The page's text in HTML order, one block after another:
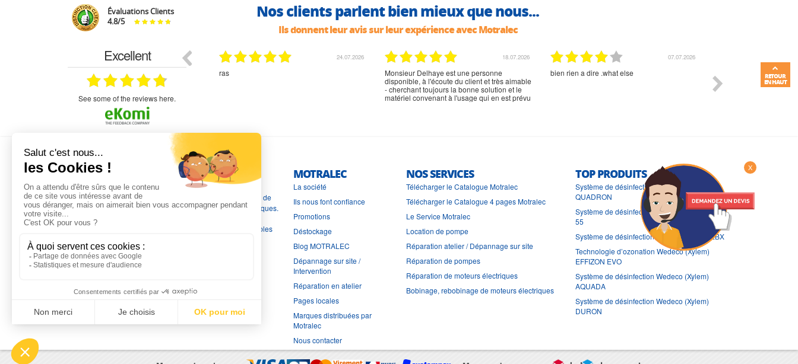
Évaluations Clients
4.8/5 Nos clients parlent bien mieux que nous...
Ils donnent leur avis sur leur expérience avec Motralec
Excellent
see some of the reviews here.
29.03.2026
bonjour commande pompe puit malgré un
appel en dehors des heures d ouverture votre
commercial a géré ma demande le devis reçu
immédiatement un fois le paiement effectue la
commande a été valider l envoi a été un peu
long mais dans l ensemble très satisfait
24.07.2026
ras
18.07.2026
Monsieur Delhaye est une personne
disponible, à l'écoute du client et très aimable
- cherchant toujours la bonne solution et le
matériel convenant à l'usage qui en est prévu
07.07.2026
bien rien a dire .what else
L'EXPERTISE MOTRALEC
Depuis 1976, nous sommes
les spécialistes numéro 1 en
Franceen pompes de relevage, station de relevage, pompe de
chauffage, suppression, forage, immergée et moteurs électriques.
Nous assurons
dépannage
, tout en travaillant avec les marques les plus fiables
MOTRALEC
La société
Ils nous font confiance
Promotions
Déstockage
Blog MOTRALEC
Dépannage sur site /
Intervention
Réparation en atelier
Pages locales
Marques distribuées par
Motralec
Nous contacter
NOS SERVICES
Télécharger le Catalogue Motralec
Télécharger le Catalogue 4 pages Motralec
Le Service Motralec
Location de pompe
Réparation atelier / Dépannage sur site
Réparation de pompes
Réparation de moteurs électriques
Bobinage, rebobinage de moteurs électriques
TOP PRODUITS
Système de désinfection Wedeco (Xylem)
QUADRON
Système de désinfection Wedeco (Xylem) TAK
55
Système de désinfection Wedeco (Xylem) LBX
Technologie d’ozonation Wedeco (Xylem)
EFFIZON EVO
Système de désinfection Wedeco (Xylem)
AQUADA
Système de désinfection Wedeco (Xylem)
DURON
X
RETOUR
EN HAUT